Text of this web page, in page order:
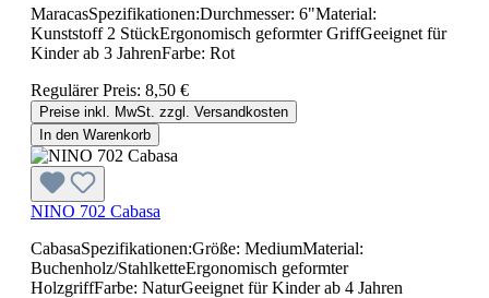
MaracasSpezifikationen:Durchmesser: 6"Material:
Kunststoff 2 StückErgonomisch geformter GriffGeeignet für
Kinder ab 3 JahrenFarbe: Rot
Regulärer Preis: 8,50 €
Preise inkl. MwSt. zzgl. Versandkosten
In den Warenkorb
NINO 702 Cabasa
CabasaSpezifikationen:Größe: MediumMaterial:
Buchenholz/StahlketteErgonomisch geformter
HolzgriffFarbe: NaturGeeignet für Kinder ab 4 Jahren